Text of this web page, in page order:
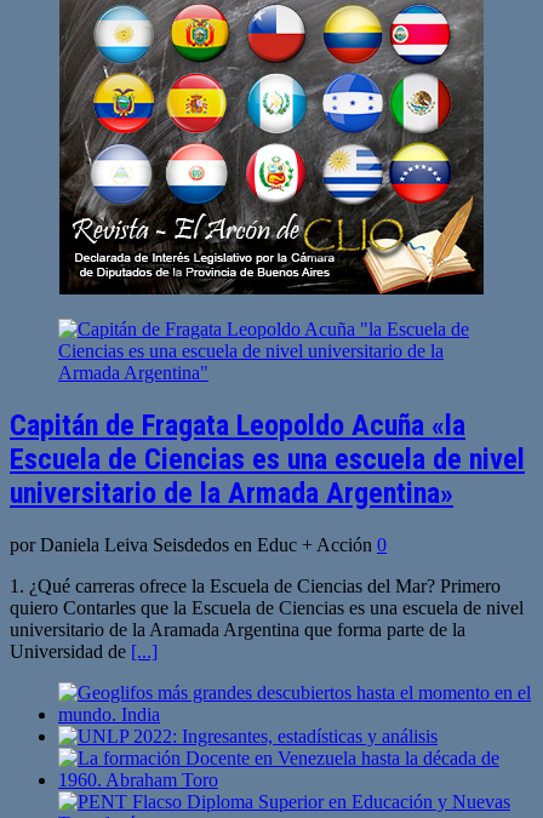
entradas
Capitán de Fragata Leopoldo Acuña «la
Escuela de Ciencias es una escuela de nivel
universitario de la Armada Argentina»
por Daniela Leiva Seisdedos en Educ + Acción 0
1. ¿Qué carreras ofrece la Escuela de Ciencias del Mar? Primero
quiero Contarles que la Escuela de Ciencias es una escuela de nivel
universitario de la Aramada Argentina que forma parte de la
Universidad de [...]